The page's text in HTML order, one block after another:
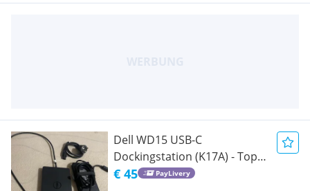
Dell WD15 USB-C
Dockingstation (K17A) - Top
Zustand
€ 45 PayLivery